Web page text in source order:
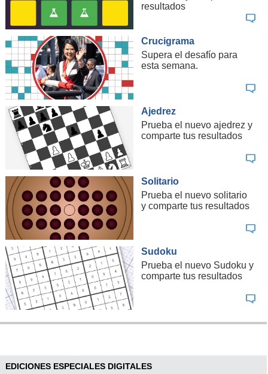
resultados
Crucigrama
Supera el desafío para
esta semana.
Ajedrez
Prueba el nuevo ajedrez y
comparte tus resultados
Solitario
Prueba el nuevo solitario
y comparte tus resultados
Sudoku
Prueba el nuevo Sudoku y
comparte tus resultados
EDICIONES ESPECIALES DIGITALES